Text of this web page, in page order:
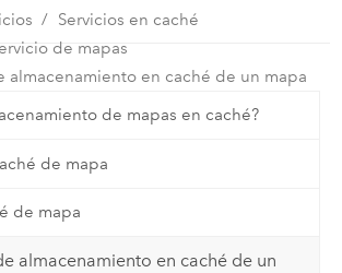
Servicios en caché
de mapas
almacenamiento en caché de un mapa
de mapas en caché?
de mapa
de mapa
almacenamiento en caché de un